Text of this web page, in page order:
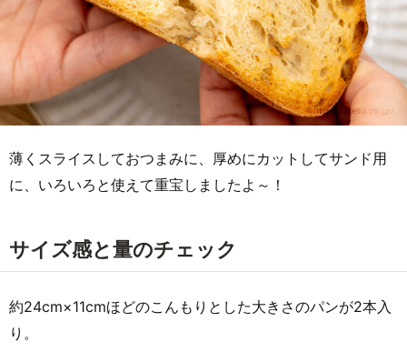
薄くスライスしておつまみに、厚めにカットしてサンド用
に、いろいろと使えて重宝しましたよ～！
サイズ感と量のチェック
約24cm×11cmほどのこんもりとした大きさのパンが2本入
り。